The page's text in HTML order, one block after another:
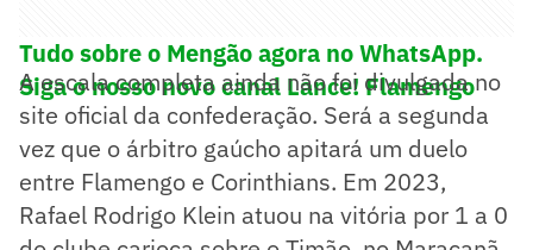
Tudo sobre o Mengão agora no WhatsApp.
Siga o nosso novo canal Lance! Flamengo
A escala completa ainda não foi divulgada no
site oficial da confederação. Será a segunda
vez que o árbitro gaúcho apitará um duelo
entre Flamengo e Corinthians. Em 2023,
Rafael Rodrigo Klein atuou na vitória por 1 a 0